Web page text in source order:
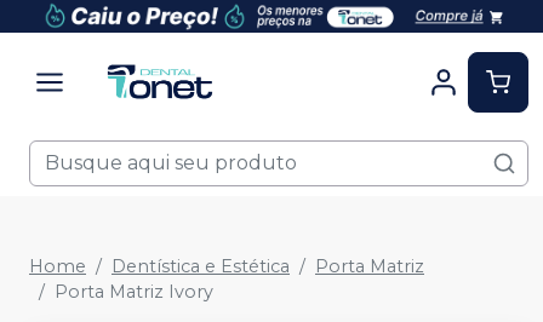
Home Dentística e Estética
Porta Matriz
Porta Matriz Ivory